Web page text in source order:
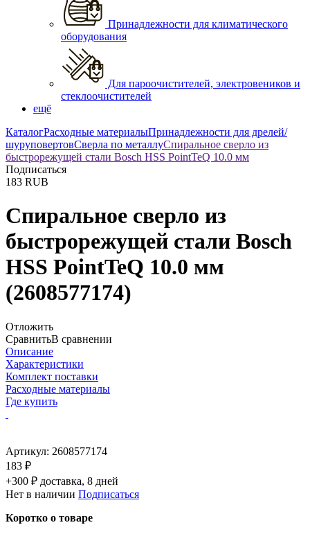
Принадлежности для климатического
оборудования
Для пароочистителей, электровеников и
стеклоочистителей
ещё
КаталогРасходные материалыПринадлежности для дрелей/
шуруповертовСверла по металлуСпиральное сверло из
быстрорежущей стали Bosch HSS PointTeQ 10.0 мм
Подписаться
183 RUB
Спиральное сверло из
быстрорежущей стали Bosch
HSS PointTeQ 10.0 мм
(2608577174)
Отложить
СравнитьВ сравнении
Описание
Характеристики
Комплект поставки
Расходные материалы
Где купить
Артикул: 2608577174
183 ₽
+300 ₽ доставка, 8 дней
Нет в наличии Подписаться
Коротко о товаре